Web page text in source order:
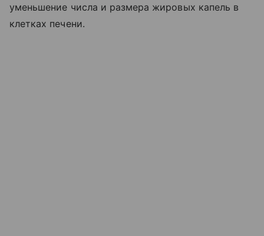
уменьшение числа и размера жировых капель в
клетках печени.